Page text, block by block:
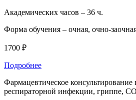
Академических часов – 36 ч.
Форма обучения – очная, очно-
1700 ₽
Подробнее
Фармацевтическое консультирование
респираторной инфекции, гриппе,